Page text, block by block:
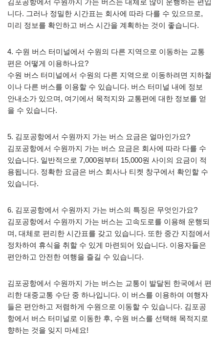
니다. 그러나 정밀한 시간표는 회사에 따라 다를 수 있으므로,
미리 정보를 확인하고 버스 시간을 계획하는 것이 좋습니다.
4. 수원 버스 터미널에서 수원의 다른 지역으로 이동하는 교통
편은 어떻게 이용하나요?
수원 버스 터미널에서 수원의 다른 지역으로 이동하려면 지하철
이나 다른 버스를 이용할 수 있습니다. 버스 터미널 내에 정보
안내소가 있으며, 여기에서 목적지와 교통편에 대한 정보를 얻
을 수 있습니다.
5. 김포공항에서 수원까지 가는 버스 요금은 얼마인가요?
김포공항에서 수원까지 가는 버스 요금은 회사에 따라 다를 수
있습니다. 일반적으로 7,000원부터 15,000원 사이의 요금이 적
용됩니다. 정확한 요금은 버스 회사나 티켓 창구에서 확인할 수
있습니다.
6. 김포공항에서 수원까지 가는 버스의 특징은 무엇인가요?
김포공항에서 수원까지 가는 버스는 고속도로를 이용해 운행되
며, 대체로 편리한 시간표를 갖고 있습니다. 또한 중간 지점에서
정차하여 휴식을 취할 수 있게 마련되어 있습니다. 이용자들은
편안하고 안전한 여행을 즐길 수 있습니다.
김포공항에서 수원까지 가는 버스는 교통이 발달된 한국에서 편
리한 대중교통 수단 중 하나입니다. 이 버스를 이용하여 여행자
들은 편안하고 저렴하게 수원으로 이동할 수 있습니다. 김포공
항에서 버스 터미널로 이동한 후, 수원 버스를 선택해 목적지로
향하는 것을 잊지 마세요!